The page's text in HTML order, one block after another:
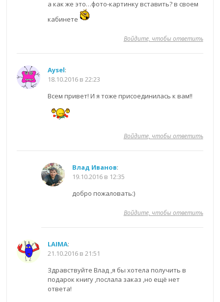
а как же это…фото-картинку вставить? в своем
кабинете
Войдите, чтобы ответить
Aysel:
18.10.2016 в 22:23
Всем привет! И я тоже присоединилась к вам!!
Войдите, чтобы ответить
Влад Иванов:
19.10.2016 в 12:35
добро пожаловать:)
Войдите, чтобы ответить
LAIMA:
21.10.2016 в 21:51
Здравствуйте Влад ,я бы хотела получить в
подарок книгу ,послала заказ ,но ещё нет
ответа!